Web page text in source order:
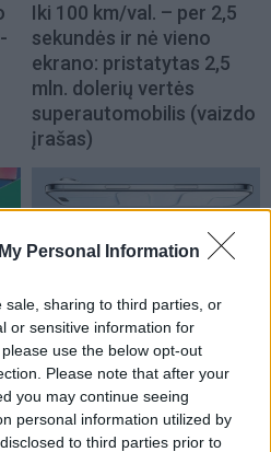
Personal Information
sale, sharing to third parties, or
or sensitive information for
use the below opt-out
Please note that after your
you may continue seeing
personal information utilized by
to third parties prior to
Iki 100 km/val. – per 2,5
sekundės ir nė vieno
ekrano: pristatytas 2,5
mln. dolerių vertės
superautomobilis (vaizdo
įrašas)
Technologijos
„iPhone Air 2“ pasirodys
2027 metais: laukia penki
svarbūs atnaujinimai